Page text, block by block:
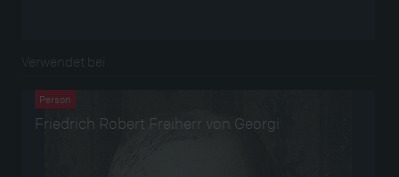
Verwendet bei
Person
Friedrich Robert Freiherr von Georgi